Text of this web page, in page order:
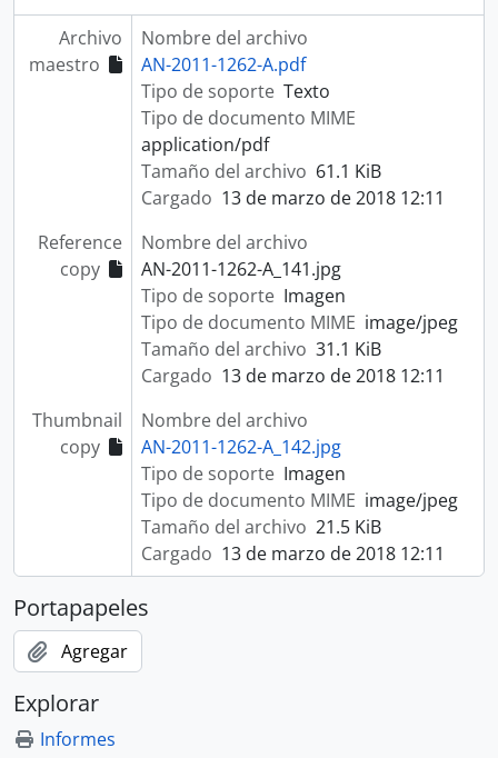
Archivo
maestro
Nombre del archivo
AN-2011-1262-A.pdf
Tipo de soporte Texto
Tipo de documento MIME
application/pdf
Tamaño del archivo 61.1 KiB
Cargado 13 de marzo de 2018 12:11
Reference
copy
Nombre del archivo
AN-2011-1262-A_141.jpg
Tipo de soporte Imagen
Tipo de documento MIME image/jpeg
Tamaño del archivo 31.1 KiB
Cargado 13 de marzo de 2018 12:11
Thumbnail
copy
Nombre del archivo
AN-2011-1262-A_142.jpg
Tipo de soporte Imagen
Tipo de documento MIME image/jpeg
Tamaño del archivo 21.5 KiB
Cargado 13 de marzo de 2018 12:11
Portapapeles
Agregar
Explorar
Informes